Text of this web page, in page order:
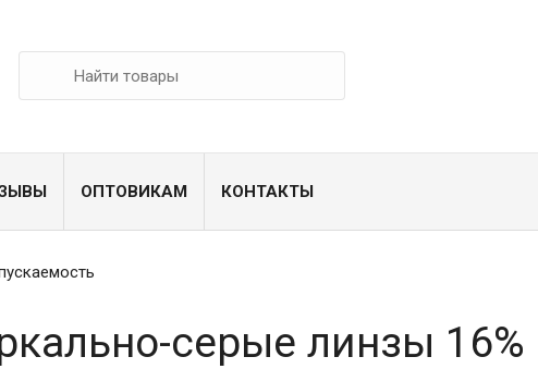
ОПТОВИКАМ КОНТАКТЫ
серые линзы 16%